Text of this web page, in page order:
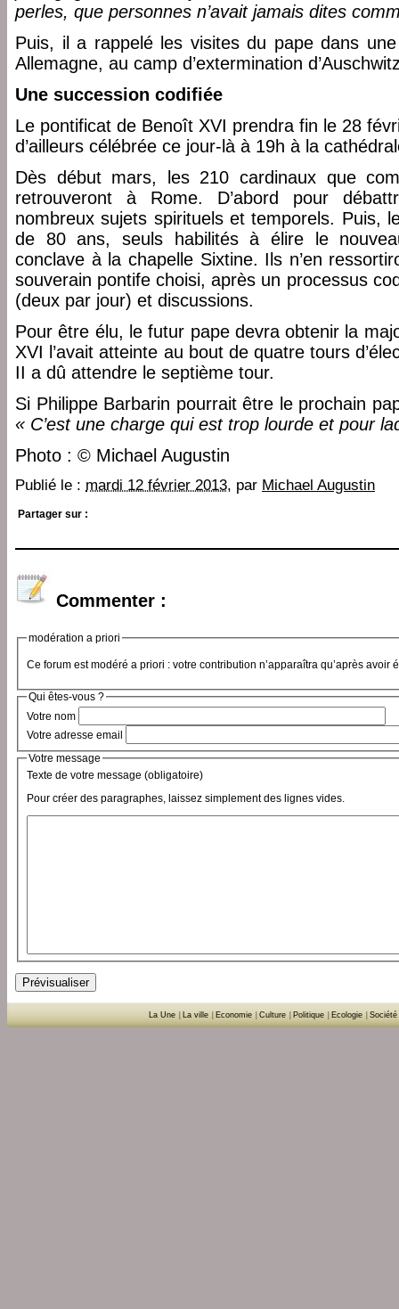
perles, que personnes n’avait jamais dites
Puis, il a rappelé les visites du pape dans
Allemagne, au camp d’extermination
Une succession codifiée
Le pontificat de Benoît XVI prendra fin le 28
d’ailleurs célébrée ce jour-là à 19h à la
Dès début mars, les 210 cardinaux que
retrouveront à Rome. D’abord pour
nombreux sujets spirituels et temporels. Puis,
de 80 ans, seuls habilités à élire le
conclave à la chapelle Sixtine. Ils n’en
souverain pontife choisi, après un processus
(deux par jour) et discussions.
Pour être élu, le futur pape devra obtenir la
XVI l’avait atteinte au bout de quatre tours
II a dû attendre le septième tour.
Si Philippe Barbarin pourrait être le prochain
« C’est une charge qui est trop lourde et pour
Photo : © Michael Augustin
Publié le : mardi 12 février 2013, par Michael Augustin
Partager sur :
Commenter :
modération a priori
Ce forum est modéré a priori : votre contribution n’apparaîtra qu’après avoir
Qui êtes-vous ?
Votre nom
Votre adresse email
Votre message
Texte de votre message (obligatoire)
Pour créer des paragraphes, laissez simplement des lignes vides.
La Une La ville Economie Culture Politique Ecologie Société